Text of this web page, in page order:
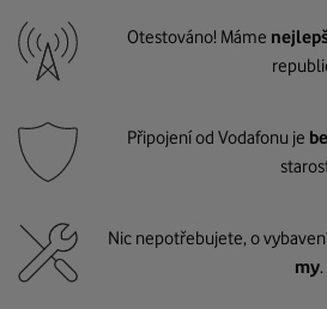
Otestováno! Máme
Připojení od Vodafonu je
Nic nepotřebujete, o
my.